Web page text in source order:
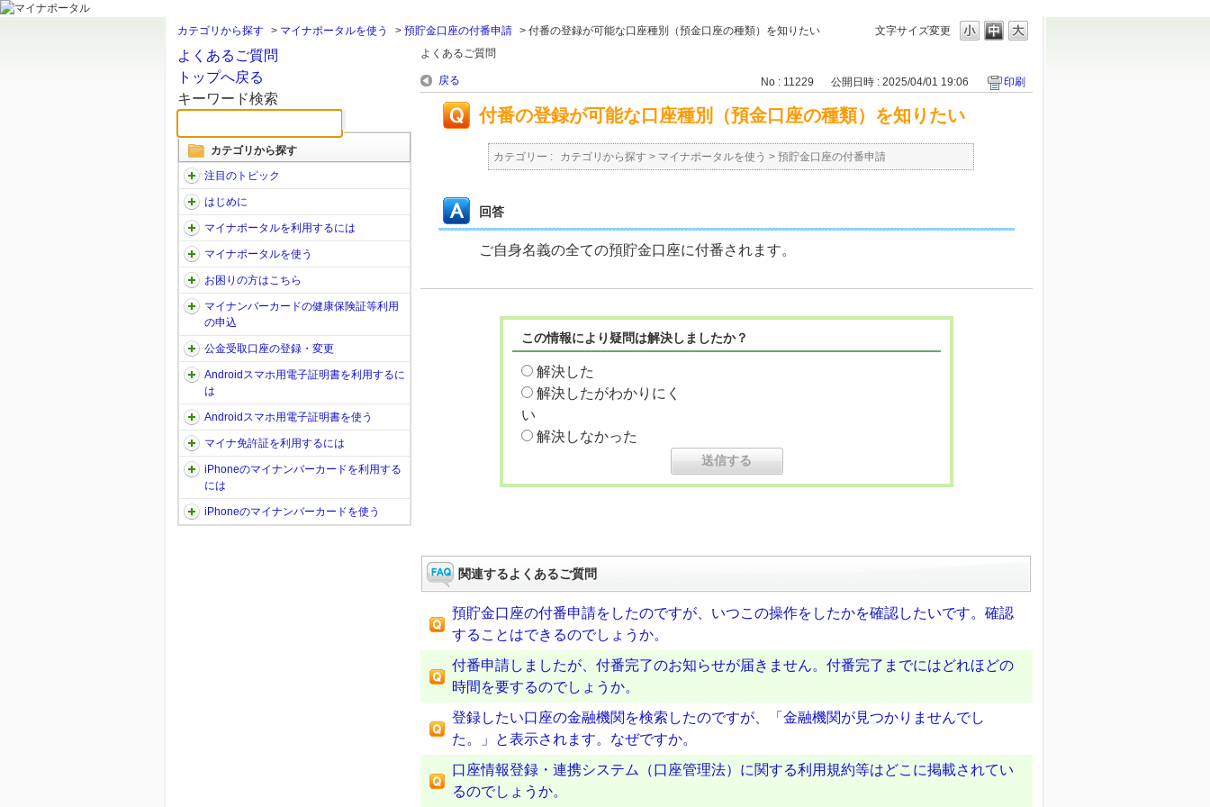
文字サイズ変更
カテゴリから探す > マイナポータルを使う > 預貯金口座の付番申請 > 付番の登録が可能な口座種別（預金口座の種類）を知りたい
よくあるご質問
トップへ戻る
キーワード検索
カテゴリから探す
注目のトピック
はじめに
マイナポータルを利用するには
マイナポータルを使う
お困りの方はこちら
マイナンバーカードの健康保険証等利用
の申込
公金受取口座の登録・変更
Androidスマホ用電子証明書を利用するに
は
Androidスマホ用電子証明書を使う
マイナ免許証を利用するには
iPhoneのマイナンバーカードを利用する
には
iPhoneのマイナンバーカードを使う
よくあるご質問
戻る No : 11229 公開日時 : 2025/04/01 19:06 印刷
付番の登録が可能な口座種別（預金口座の種類）を知りたい
カテゴリー : カテゴリから探す > マイナポータルを使う > 預貯金口座の付番申請
回答
ご自身名義の全ての預貯金口座に付番されます。
この情報により疑問は解決しましたか？
解決した
解決したがわかりにく
い
解決しなかった
関連するよくあるご質問
預貯金口座の付番申請をしたのですが、いつこの操作をしたかを確認したいです。確認
することはできるのでしょうか。
付番申請しましたが、付番完了のお知らせが届きません。付番完了までにはどれほどの
時間を要するのでしょうか。
登録したい口座の金融機関を検索したのですが、「金融機関が見つかりませんでし
た。」と表示されます。なぜですか。
口座情報登録・連携システム（口座管理法）に関する利用規約等はどこに掲載されてい
るのでしょうか。